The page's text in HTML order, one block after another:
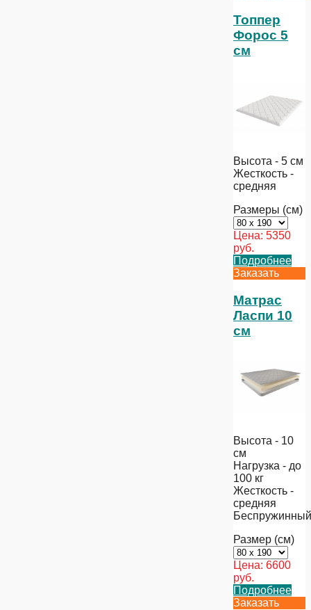
Топпер
Форос 5
см
Высота - 5 см
Жесткость -
средняя
Размеры (см)
Цена: 5350
руб.
Подробнее
Заказать
Матрас
Ласпи 10
см
Высота - 10
см
Нагрузка - до
100 кг
Жесткость -
средняя
Беспружинный
Размер (см)
Цена: 6600
руб.
Подробнее
Заказать